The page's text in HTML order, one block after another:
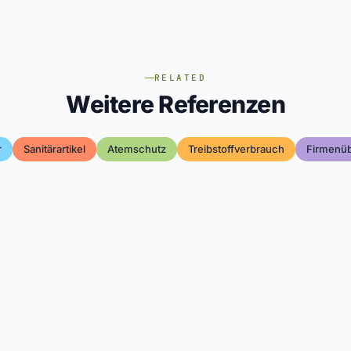
RELATED
Weitere Referenzen
Sanitärartikel Atemschutz Treibstoffverbrauch